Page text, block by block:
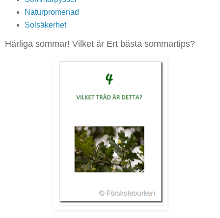
Naturpromenad
Solsäkerhet
Härliga sommar! Vilket är Ert bästa sommartips?